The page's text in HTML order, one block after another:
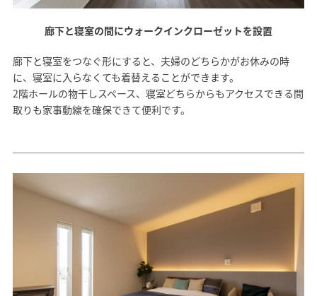
廊下と寝室の間にウォークインクローゼットを設置
廊下と寝室をつなぐ形にすると、夫婦のどちらかがお休みの時
に、寝室に入らなくても着替えることができます。
2階ホールの物干しスペース、寝室どちらからもアクセスできる間
取りも家事動線を確保できて便利です。